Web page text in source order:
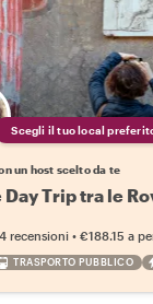
Scegli il tuo local
un host scelto da te
Trip tra le
recensioni •€188.15 a
TRASPORTO PUBBLICO